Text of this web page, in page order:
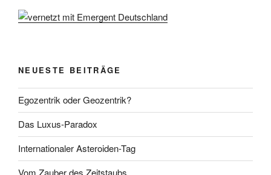
NEUESTE BEITRÄGE
Egozentrik oder Geozentrik?
Das Luxus-Paradox
Internationaler Asteroiden-Tag
Vom Zauber des Zeitstaubs